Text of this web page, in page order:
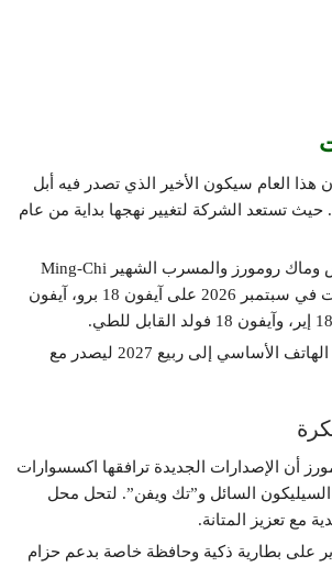
هذا العام سيكون الأخير الذي تصدر فيه أبل
حيث تستعد الشركة لتغيير نهجها بداية من عام
وبحسب تقارير فوربس وماك رومورز والمسرب الشهير Ming-Chi
Kuo، تقتصر الإصدارات في سبتمبر 2026 على آيفون 18 برو، آيفون
بينما يتم تأجيل إطلاق الهاتف الأساسي إلى ربيع 2027 ليصدر مع
أن الإصدارات الجديدة ترافقها اكسسوارات
السيليكون السائل و”تك ويفن”. لتحل محل
مع تعزيز المتانة.
يحصل آيفون 17 إير على بطارية ذكية وحافظة خاصة بدعم حزام